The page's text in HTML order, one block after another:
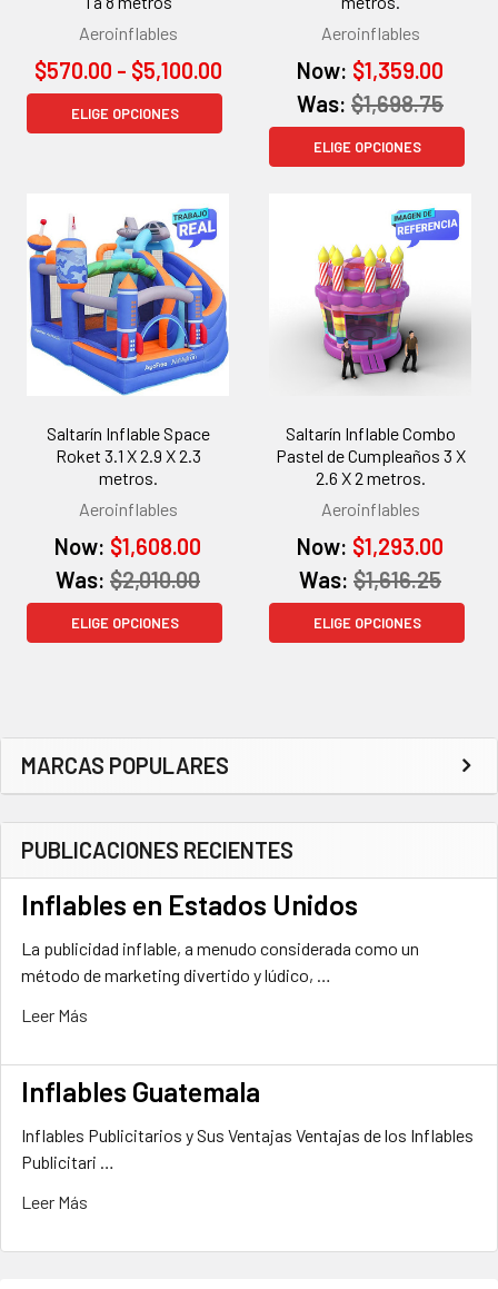
Barra
MARCAS POPULARES
PUBLICACIONES RECIENTES
Inflables en Estados Unidos
La publicidad inflable, a menudo considerada como un
método de marketing divertido y lúdico, …
Leer Más
Inflables Guatemala
Inflables Publicitarios y Sus Ventajas Ventajas de los Inflables
Publicitari …
Leer Más
Aeroinflables
$570.00 - $5,100.00
ELIGE OPCIONES
Aeroinflables
Now: $1,359.00
Was: $1,698.75
ELIGE OPCIONES
Saltarín Inflable Space
Roket 3.1 X 2.9 X 2.3
metros.
Aeroinflables
Now: $1,608.00
Was: $2,010.00
ELIGE OPCIONES
Saltarín Inflable Combo
Pastel de Cumpleaños 3 X
2.6 X 2 metros.
Aeroinflables
Now: $1,293.00
Was: $1,616.25
ELIGE OPCIONES